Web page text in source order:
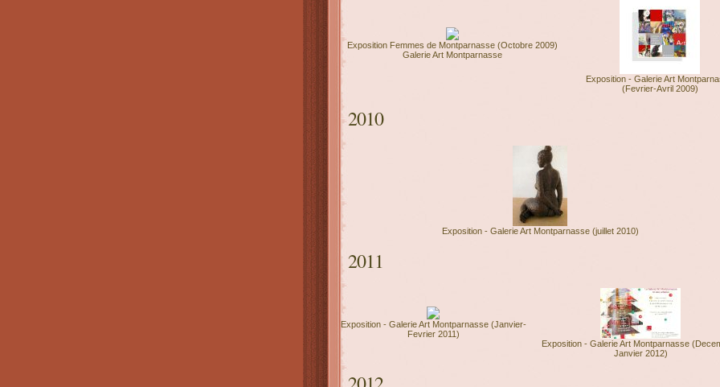
Exposition Femmes de Montparnasse (Octobre 2009)
Galerie Art Montparnasse
Exposition - Galerie Art
(Fevrier-Avril 2009)
2010
Exposition - Galerie Art Montparnasse (juillet 2010)
2011
Exposition - Galerie Art Montparnasse (Janvier-
Fevrier 2011)
Exposition - Galerie Art Montparnasse
Janvier 2012)